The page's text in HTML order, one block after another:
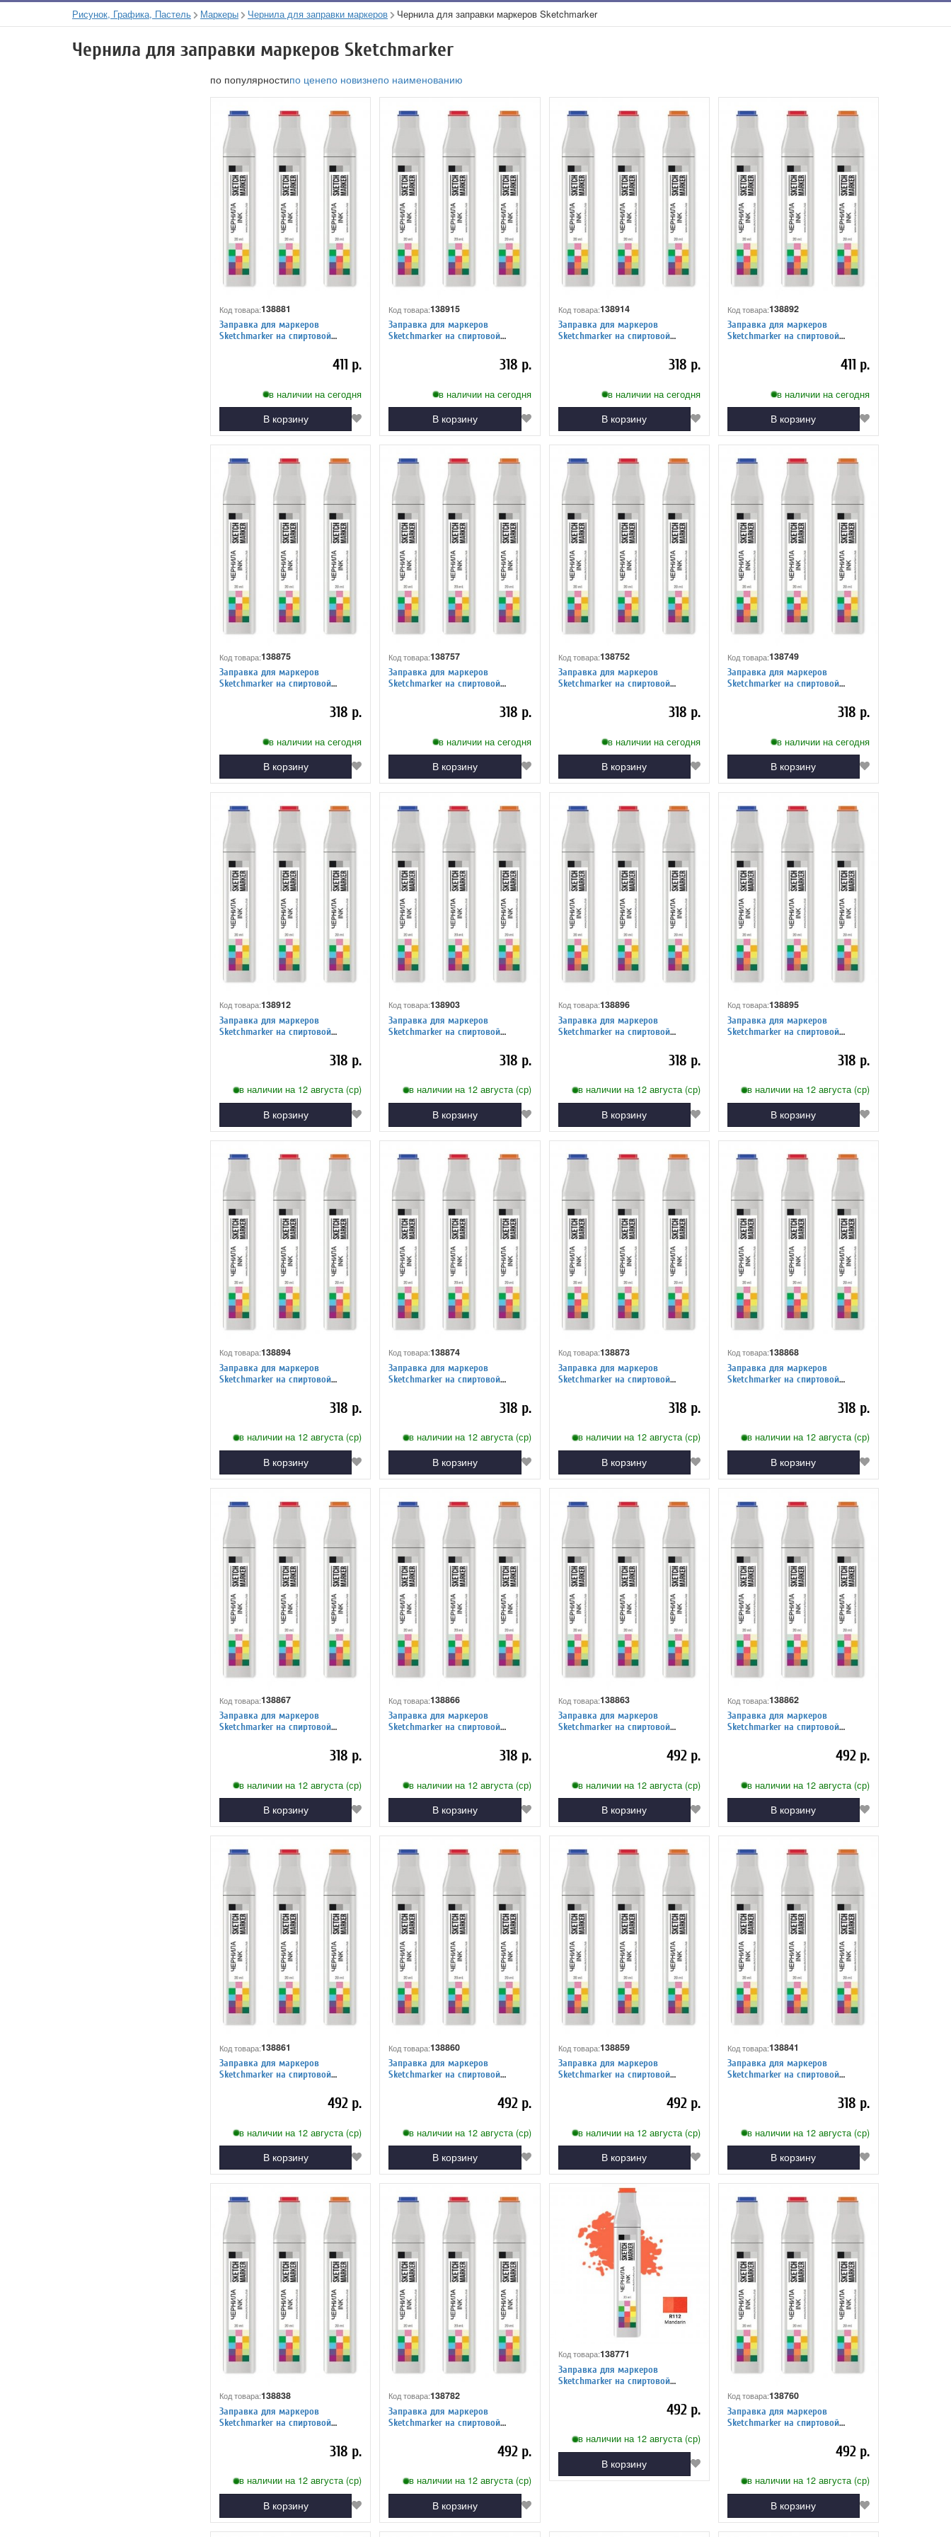
Рисунок, Графика, Пастель Маркеры Чернила для заправки маркеров Чернила для заправки маркеров Sketchmarker
Чернила для заправки маркеров Sketchmarker
по популярностипо ценепо новизнепо наименованию
Код товара:138881
Заправка для маркеров
Sketchmarker на спиртовой
411 р.
в наличии на сегодня
В корзину
Код товара:138915
Заправка для маркеров
Sketchmarker на спиртовой
318 р.
в наличии на сегодня
В корзину
Код товара:138914
Заправка для маркеров
Sketchmarker на спиртовой
318 р.
в наличии на сегодня
В корзину
Код товара:138892
Заправка для маркеров
Sketchmarker на спиртовой
411 р.
в наличии на сегодня
В корзину
Код товара:138875
Заправка для маркеров
Sketchmarker на спиртовой
318 р.
в наличии на сегодня
В корзину
Код товара:138757
Заправка для маркеров
Sketchmarker на спиртовой
318 р.
в наличии на сегодня
В корзину
Код товара:138752
Заправка для маркеров
Sketchmarker на спиртовой
318 р.
в наличии на сегодня
В корзину
Код товара:138749
Заправка для маркеров
Sketchmarker на спиртовой
318 р.
в наличии на сегодня
В корзину
Код товара:138912
Заправка для маркеров
Sketchmarker на спиртовой
318 р.
в наличии на 12 августа (ср)
В корзину
Код товара:138903
Заправка для маркеров
Sketchmarker на спиртовой
318 р.
в наличии на 12 августа (ср)
В корзину
Код товара:138896
Заправка для маркеров
Sketchmarker на спиртовой
318 р.
в наличии на 12 августа (ср)
В корзину
Код товара:138895
Заправка для маркеров
Sketchmarker на спиртовой
318 р.
в наличии на 12 августа (ср)
В корзину
Код товара:138894
Заправка для маркеров
Sketchmarker на спиртовой
318 р.
в наличии на 12 августа (ср)
В корзину
Код товара:138874
Заправка для маркеров
Sketchmarker на спиртовой
318 р.
в наличии на 12 августа (ср)
В корзину
Код товара:138873
Заправка для маркеров
Sketchmarker на спиртовой
318 р.
в наличии на 12 августа (ср)
В корзину
Код товара:138868
Заправка для маркеров
Sketchmarker на спиртовой
318 р.
в наличии на 12 августа (ср)
В корзину
Код товара:138867
Заправка для маркеров
Sketchmarker на спиртовой
318 р.
в наличии на 12 августа (ср)
В корзину
Код товара:138866
Заправка для маркеров
Sketchmarker на спиртовой
318 р.
в наличии на 12 августа (ср)
В корзину
Код товара:138863
Заправка для маркеров
Sketchmarker на спиртовой
492 р.
в наличии на 12 августа (ср)
В корзину
Код товара:138862
Заправка для маркеров
Sketchmarker на спиртовой
492 р.
в наличии на 12 августа (ср)
В корзину
Код товара:138861
Заправка для маркеров
Sketchmarker на спиртовой
492 р.
в наличии на 12 августа (ср)
В корзину
Код товара:138860
Заправка для маркеров
Sketchmarker на спиртовой
492 р.
в наличии на 12 августа (ср)
В корзину
Код товара:138859
Заправка для маркеров
Sketchmarker на спиртовой
492 р.
в наличии на 12 августа (ср)
В корзину
Код товара:138841
Заправка для маркеров
Sketchmarker на спиртовой
318 р.
в наличии на 12 августа (ср)
В корзину
Код товара:138838
Заправка для маркеров
Sketchmarker на спиртовой
318 р.
в наличии на 12 августа (ср)
В корзину
Код товара:138782
Заправка для маркеров
Sketchmarker на спиртовой
492 р.
в наличии на 12 августа (ср)
В корзину
Код товара:138771
Заправка для маркеров
Sketchmarker на спиртовой
492 р.
в наличии на 12 августа (ср)
В корзину
Код товара:138760
Заправка для маркеров
Sketchmarker на спиртовой
492 р.
в наличии на 12 августа (ср)
В корзину